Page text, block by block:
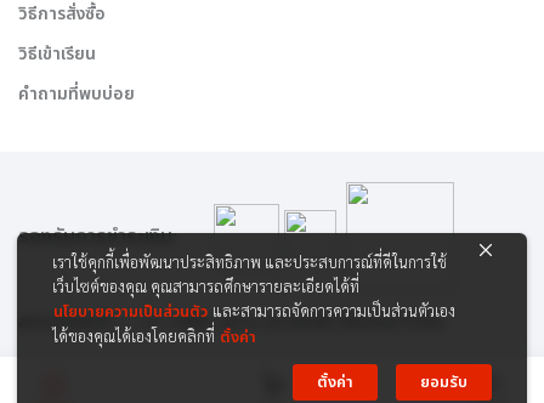
วิธีการสั่งซื้อ
วิธีเข้าเรียน
คำถามที่พบบ่อย
สงวนลิขสิทธิ์ © 2565 บริษัท สยาม เคาเซิลลิ่ง เซ็นเตอร์ จำกัด
รองรับการชำระเงิน:
เราใช้คุกกี้เพื่อพัฒนาประสิทธิภาพ และประสบการณ์ที่ดีในการใช้
เว็บไซต์ของคุณ คุณสามารถศึกษารายละเอียดได้ที่
นโยบายความเป็นส่วนตัว และสามารถจัดการความเป็นส่วนตัวเอง
ได้ของคุณได้เองโดยคลิกที่ ตั้งค่า
ตั้งค่า
ยอมรับ